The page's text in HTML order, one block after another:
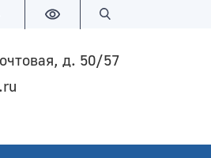
Версия для слабовидящих
д. 50/57